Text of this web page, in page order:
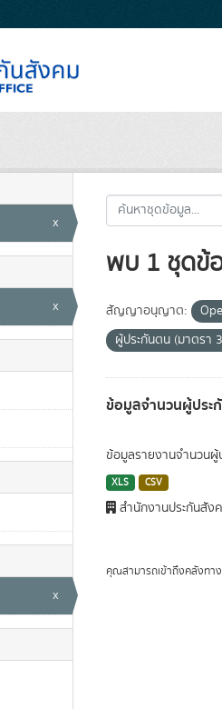
x
x
x
พบ 1 ชุดข้
สัญญาอนุญาต:
ผู้ประกันตน (มาตรา
ข้อมูลจำนวนผู้ประ
ข้อมูลรายงานจำนวนผู้
XLS CSV
สำนักงานประกันสัง
คุณสามารถเข้าถึงคลังทาง